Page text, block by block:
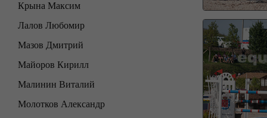
Крына Максим
Лалов Любомир
Мазов Дмитрий
Майоров Кирилл
Малинин Виталий
Молотков Александр